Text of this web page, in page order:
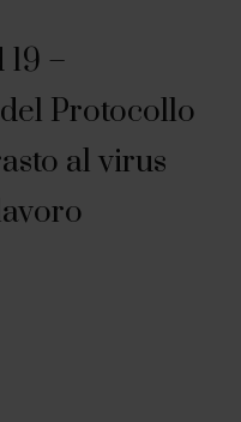
–
Protocollo
al virus